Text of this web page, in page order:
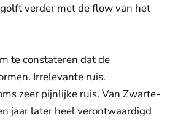
verder met de flow van het
te constateren dat de
Irrelevante ruis.
zeer pijnlijke ruis. Van Zwarte-
jaar later heel verontwaardigd